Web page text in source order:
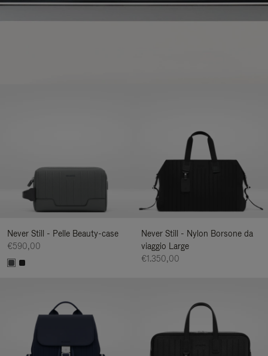
Never Still - Pelle Beauty-case
€590,00
Never Still - Nylon Borsone da
viaggio Large
€1.350,00